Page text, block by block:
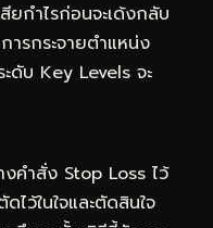
ยกำไรก่อนจะเด้งกลับ
รกระจายตำแหน่ง
ดับ Key Levels จะ
คำสั่ง Stop Loss ไว้
ไว้ในใจและตัดสินใจ